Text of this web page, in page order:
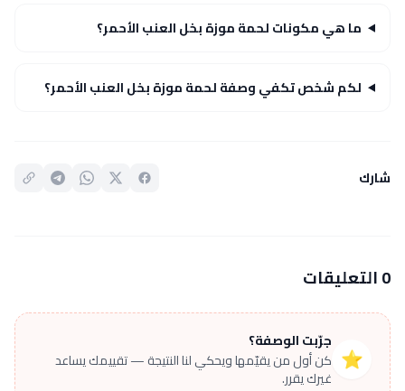
ما هي مكونات لحمة موزة بخل العنب الأحمر؟
لكم شخص تكفي وصفة لحمة موزة بخل العنب الأحمر؟
شارك
0 التعليقات
⭐
جرّبت الوصفة؟
كن أول من يقيّمها ويحكي لنا النتيجة — تقييمك يساعد
غيرك يقرر.